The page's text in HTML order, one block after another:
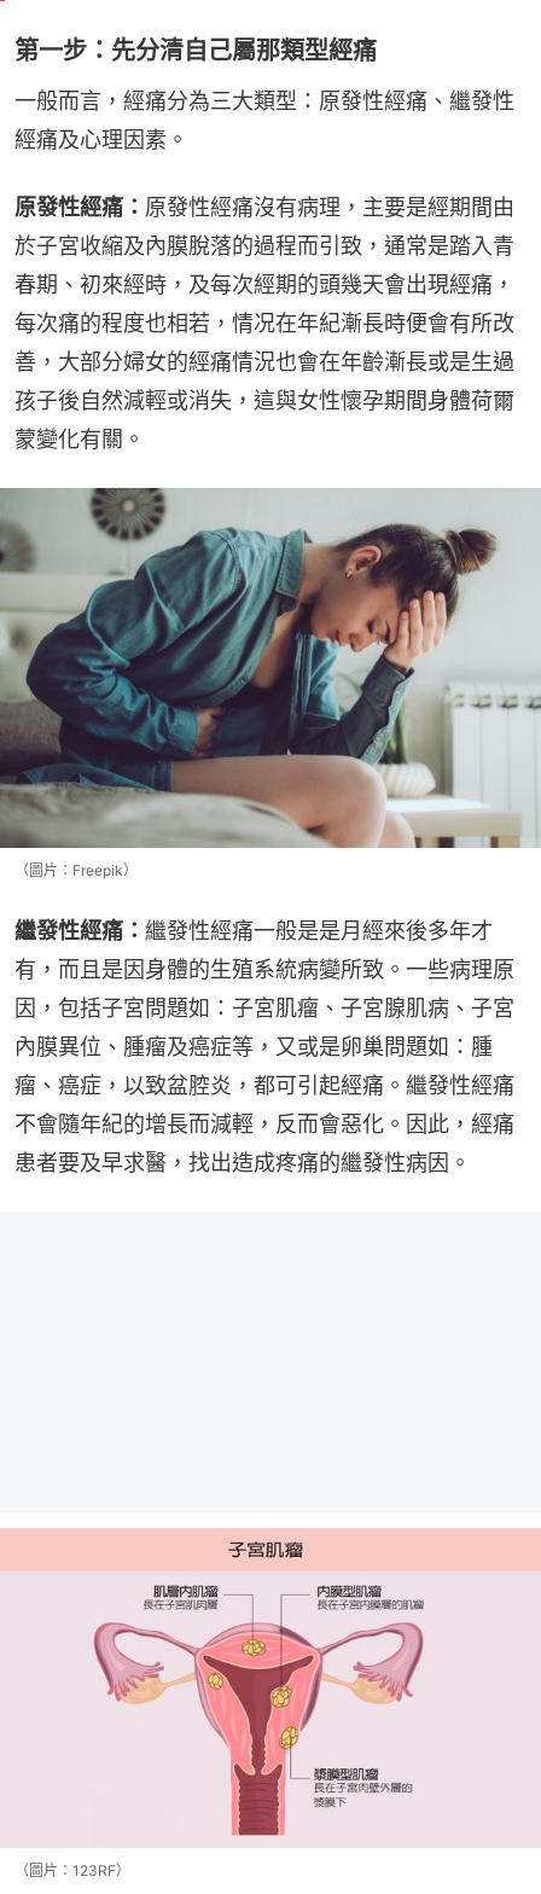
第一步：先分清自己屬那類型經痛
一般而言，經痛分為三大類型：原發性經痛、繼發性
經痛及心理因素。
原發性經痛： 原發性經痛沒有病理，主要是經期間由
於子宮收縮及內膜脫落的過程而引致，通常是踏入青
春期、初來經時，及每次經期的頭幾天會出現經痛，
每次痛的程度也相若，情况在年紀漸長時便會有所改
善，大部分婦女的經痛情況也會在年齡漸長或是生過
孩子後自然減輕或消失，這與女性懷孕期間身體荷爾
蒙變化有關。
（圖片：Freepik）
繼發性經痛： 繼發性經痛一般是是月經來後多年才
有，而且是因身體的生殖系統病變所致。一些病理原
因，包括子宮問題如：子宮肌瘤、子宮腺肌病、子宮
內膜異位、腫瘤及癌症等，又或是卵巢問題如：腫
瘤、癌症，以致盆腔炎，都可引起經痛。繼發性經痛
不會隨年紀的增長而減輕，反而會惡化。因此，經痛
患者要及早求醫，找出造成疼痛的繼發性病因。
（圖片：123RF）